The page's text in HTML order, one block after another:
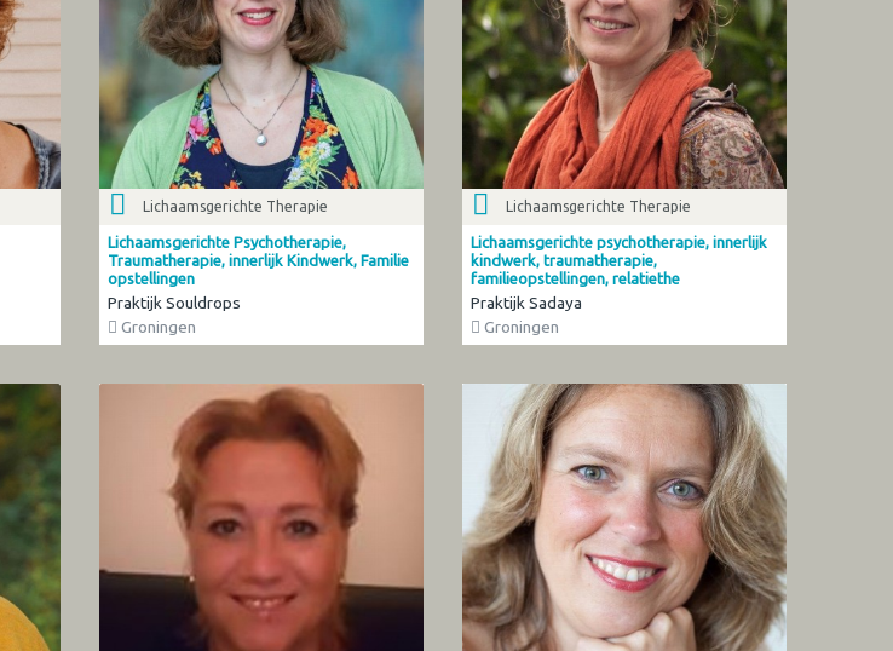
Lichaamsgerichte Therapie
Lichaamsgerichte Psychotherapie,
Traumatherapie, innerlijk Kindwerk, Familie
opstellingen
Praktijk Souldrops
Groningen
Lichaamsgerichte Therapie
Lichaamsgerichte psychotherapie, innerlijk
kindwerk, traumatherapie,
familieopstellingen, relatiethe
Praktijk Sadaya
Groningen